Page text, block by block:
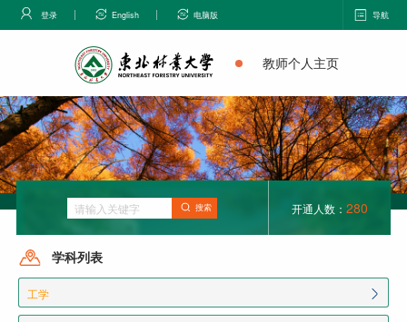
登录 English 电脑版 导航
教师个人主页
搜索 开通人数： 280
学科列表
工学